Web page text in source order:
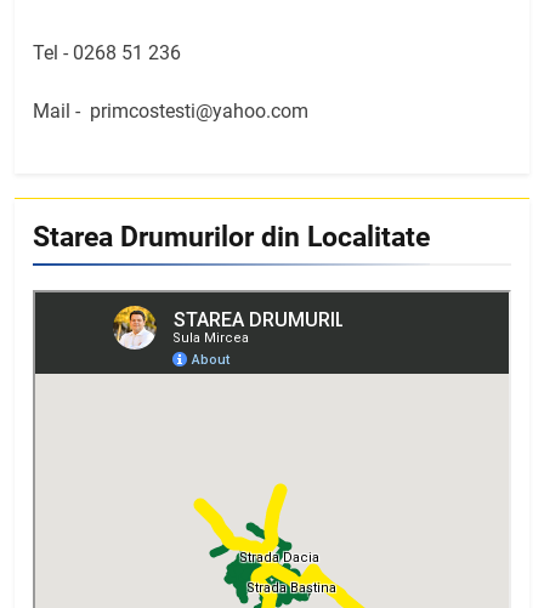
Tel - 0268 51 236
Mail - primcostesti@yahoo.com
Starea Drumurilor din Localitate